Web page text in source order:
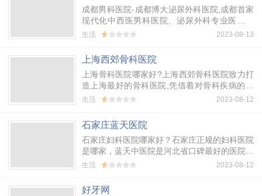
成都男科医院-成都博大泌尿外科医院,成都首家
现代化中西医男科医院、泌尿外科专业医疗机
构,社保定点医院,并成立了四川首家男科研究院,
生活 2023-08-13
上海西郊骨科医院
上海骨科医院哪家好?上海西郊骨科医院致力打
造上海最好的骨科医院,凭借着对骨科疾病的透
彻解析,西郊骨科医院独步申城骨科医学领域,并
生活 2023-08-12
石家庄蓝天医院
石家庄妇科医院哪家好？石家庄正规的妇科医院
是哪家，蓝天中医院是河北省口碑最好的医院，
专为老百姓设立的平价医院，石家庄妇科在线咨
正规妇科医院等疑问。欢迎咨询！
生活 2023-08-12
好牙网